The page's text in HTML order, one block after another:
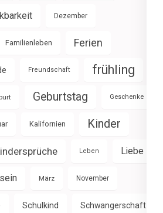
Dezember
Familienleben Ferien
Freundschaft frühling
Geburtstag Geschenke
Kalifornien Kinder
Leben Liebe
März November
Schulkind Schwangerschaft